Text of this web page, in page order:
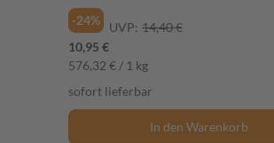
-24%
UVP: 14,40 €
10,95 €
576,32 € / 1 kg
sofort lieferbar
In den Warenkorb